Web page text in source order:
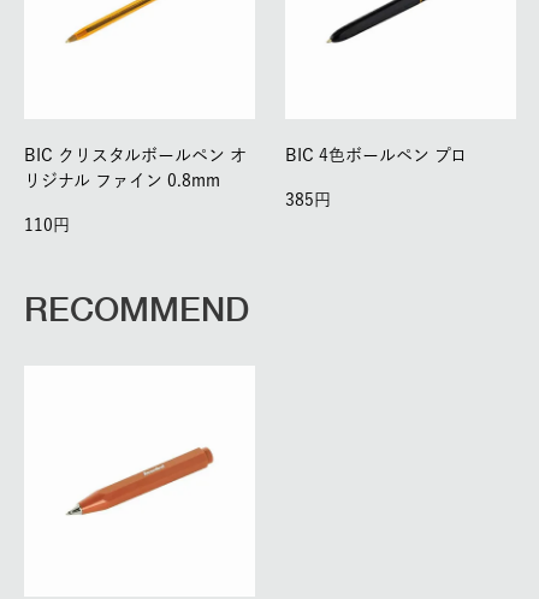
BIC クリスタルボールペン オ
リジナル ファイン 0.8mm
110
BIC 4色ボールペン プロ
385
RECOMMEND